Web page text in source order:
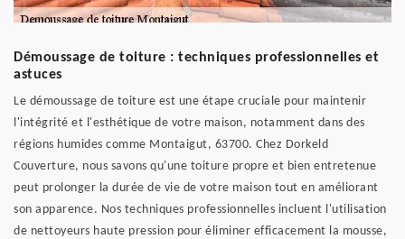
Démoussage de toiture : techniques professionnelles et
astuces
Le démoussage de toiture est une étape cruciale pour maintenir
l'intégrité et l'esthétique de votre maison, notamment dans des
régions humides comme Montaigut, 63700. Chez Dorkeld
Couverture, nous savons qu'une toiture propre et bien entretenue
peut prolonger la durée de vie de votre maison tout en améliorant
son apparence. Nos techniques professionnelles incluent l'utilisation
de nettoyeurs haute pression pour éliminer efficacement la mousse,